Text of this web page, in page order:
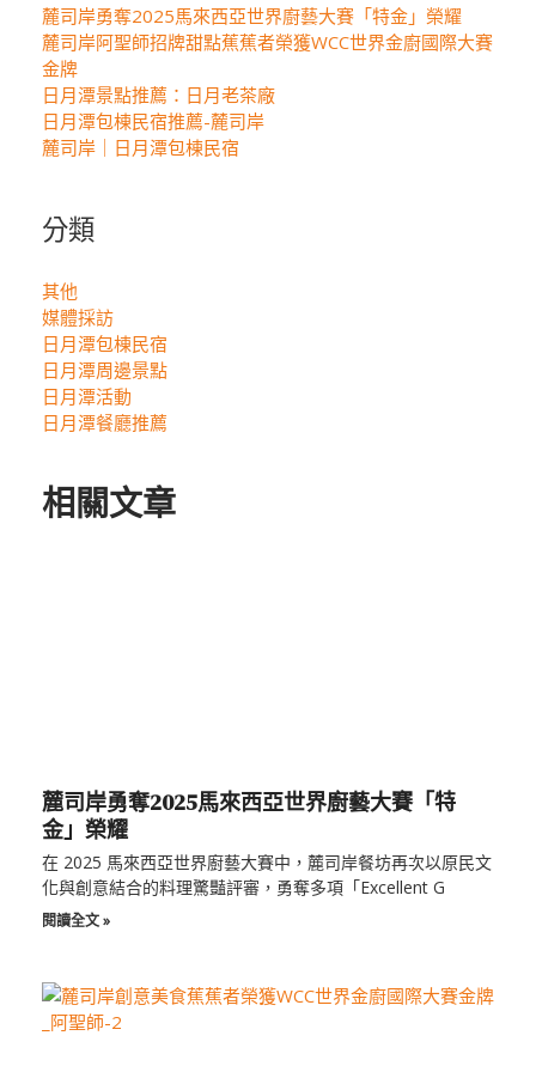
麓司岸勇奪2025馬來西亞世界廚藝大賽「特金」榮耀
麓司岸阿聖師招牌甜點蕉蕉者榮獲WCC世界金廚國際大賽
金牌
日月潭景點推薦：日月老茶廠
日月潭包棟民宿推薦-麓司岸
麓司岸｜日月潭包棟民宿
分類
其他
媒體採訪
日月潭包棟民宿
日月潭周邊景點
日月潭活動
日月潭餐廳推薦
相關文章
麓司岸勇奪2025馬來西亞世界廚藝大賽「特
金」榮耀
在 2025 馬來西亞世界廚藝大賽中，麓司岸餐坊再次以原民文
化與創意結合的料理驚豔評審，勇奪多項「Excellent G
閱讀全文 »